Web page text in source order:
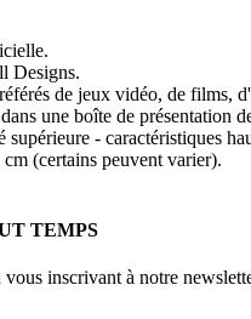
Designs.
de jeux vidéo, de films,
une boîte de présentation
supérieure - caractéristiques
(certains peuvent varier).
TEMPS
inscrivant à notre